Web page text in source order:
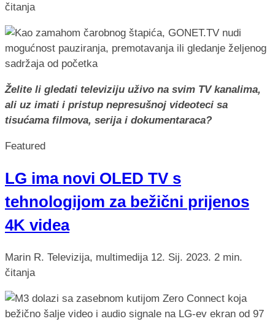
čitanja
Želite li gledati televiziju uživo na svim TV kanalima,
ali uz imati i pristup nepresušnoj videoteci sa
tisućama filmova, serija i dokumentaraca?
Featured
LG ima novi OLED TV s
tehnologijom za bežični prijenos
4K videa
Marin R. Televizija, multimedija 12. Sij. 2023. 2 min.
čitanja